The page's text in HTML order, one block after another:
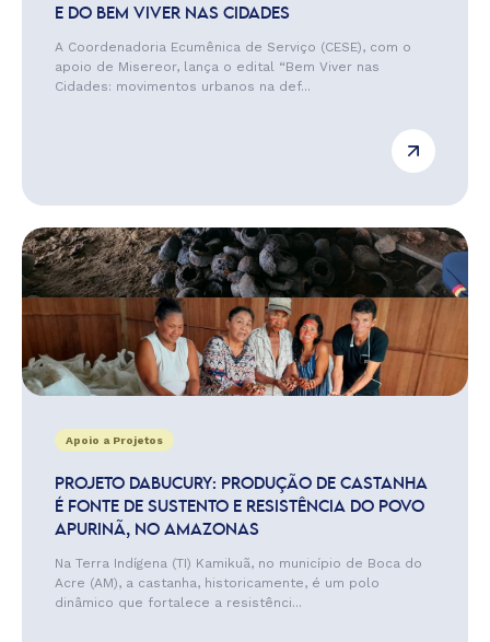
E DO BEM VIVER NAS CIDADES
A Coordenadoria Ecumênica de Serviço (CESE), com o
apoio de Misereor, lança o edital “Bem Viver nas
Cidades: movimentos urbanos na def...
Apoio a Projetos
PROJETO DABUCURY: PRODUÇÃO DE CASTANHA
É FONTE DE SUSTENTO E RESISTÊNCIA DO POVO
APURINÃ, NO AMAZONAS
Na Terra Indígena (TI) Kamikuã, no município de Boca do
Acre (AM), a castanha, historicamente, é um polo
dinâmico que fortalece a resistênci...